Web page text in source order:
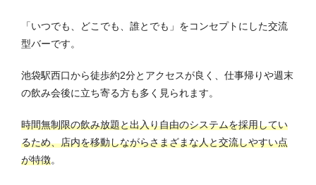
「いつでも、どこでも、誰とでも」をコンセプトにした交流
型バーです。
池袋駅西口から徒歩約2分とアクセスが良く、仕事帰りや週末
の飲み会後に立ち寄る方も多く見られます。
時間無制限の飲み放題と出入り自由のシステムを採用してい
るため、店内を移動しながらさまざまな人と交流しやすい点
が特徴。